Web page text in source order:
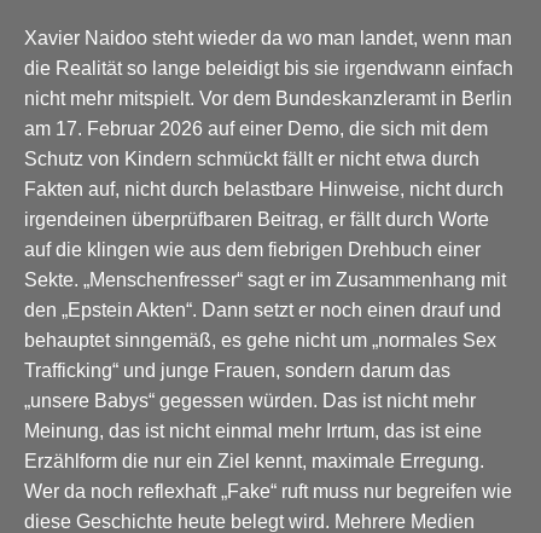
Xavier Naidoo steht wieder da wo man landet, wenn man
die Realität so lange beleidigt bis sie irgendwann einfach
nicht mehr mitspielt. Vor dem Bundeskanzleramt in Berlin
am 17. Februar 2026 auf einer Demo, die sich mit dem
Schutz von Kindern schmückt fällt er nicht etwa durch
Fakten auf, nicht durch belastbare Hinweise, nicht durch
irgendeinen überprüfbaren Beitrag, er fällt durch Worte
auf die klingen wie aus dem fiebrigen Drehbuch einer
Sekte. „Menschenfresser“ sagt er im Zusammenhang mit
den „Epstein Akten“. Dann setzt er noch einen drauf und
behauptet sinngemäß, es gehe nicht um „normales Sex
Trafficking“ und junge Frauen, sondern darum das
„unsere Babys“ gegessen würden. Das ist nicht mehr
Meinung, das ist nicht einmal mehr Irrtum, das ist eine
Erzählform die nur ein Ziel kennt, maximale Erregung.
Wer da noch reflexhaft „Fake“ ruft muss nur begreifen wie
diese Geschichte heute belegt wird. Mehrere Medien